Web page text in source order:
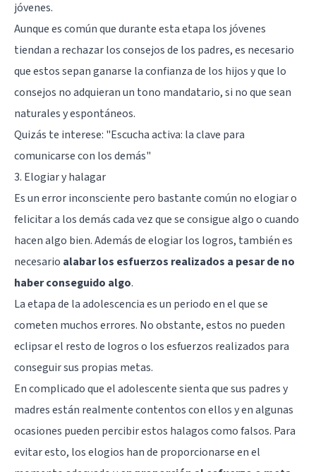
jóvenes.
Aunque es común que durante esta etapa los jóvenes
tiendan a rechazar los consejos de los padres, es necesario
que estos sepan ganarse la confianza de los hijos y que lo
consejos no adquieran un tono mandatario, si no que sean
naturales y espontáneos.
Quizás te interese: "Escucha activa: la clave para
comunicarse con los demás"
3. Elogiar y halagar
Es un error inconsciente pero bastante común no elogiar o
felicitar a los demás cada vez que se consigue algo o cuando
hacen algo bien. Además de elogiar los logros, también es
necesario alabar los esfuerzos realizados a pesar de no
haber conseguido algo.
La etapa de la adolescencia es un periodo en el que se
cometen muchos errores. No obstante, estos no pueden
eclipsar el resto de logros o los esfuerzos realizados para
conseguir sus propias metas.
En complicado que el adolescente sienta que sus padres y
madres están realmente contentos con ellos y en algunas
ocasiones pueden percibir estos halagos como falsos. Para
evitar esto, los elogios han de proporcionarse en el